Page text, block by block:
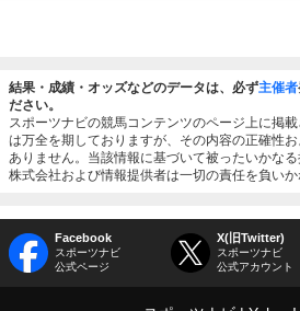
結果・成績・オッズなどのデータは、必ず主催者
ださい。
スポーツナビの競馬コンテンツのページ上に掲
は万全を期しておりますが、その内容の正確性
ありません。当該情報に基づいて被ったいかな
株式会社および情報提供者は一切の責任を負いか
Facebook
スポーツナビ
公式ページ
X(旧Twitter)
スポーツナビ
公式アカウント